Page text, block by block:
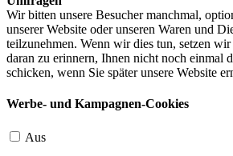
Wir bitten unsere Besucher manchmal,
unserer Website oder unseren Waren und
teilzunehmen. Wenn wir dies tun, setzen
daran zu erinnern, Ihnen nicht noch einmal
schicken, wenn Sie später unsere Website
Werbe- und Kampagnen-Cookies
Aus